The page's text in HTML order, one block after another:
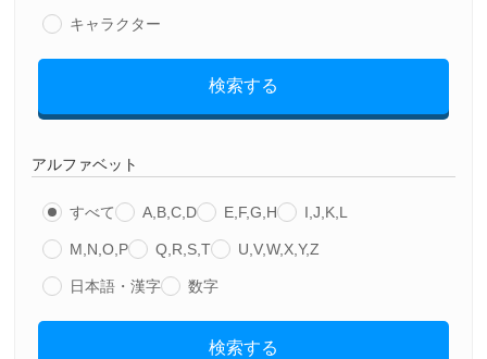
キャラクター
検索する
アルファベット
すべて A,B,C,D E,F,G,H I,J,K,L
M,N,O,P Q,R,S,T U,V,W,X,Y,Z
日本語・漢字 数字
検索する